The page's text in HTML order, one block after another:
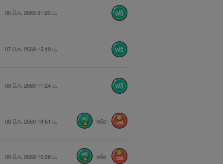
05 มี.ค. 2569 21:23 น.
07 มี.ค. 2569 15:19 น.
08 มี.ค. 2569 11:24 น.
08 มี.ค. 2569 18:51 น. หรือ 300
09 มี.ค. 2569 15:26 น. หรือ 300